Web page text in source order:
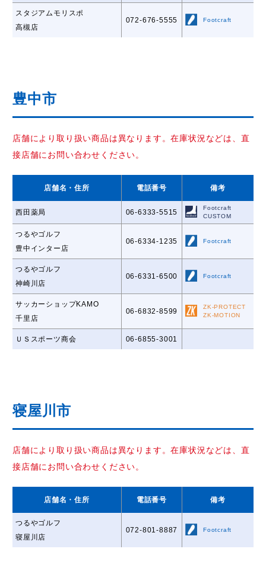
スタジアムモリスポ
高槻店
072-676-5555 Footcraft
豊中市
店舗により取り扱い商品は異なります。在庫状況などは、直
接店舗にお問い合わせください。
店舗名 ・住所 電話番号 備考
西田薬局 06-6333-5515
Footcraft
CUSTOM
つるやゴルフ
豊中インター店
06-6334-1235 Footcraft
つるやゴルフ
神崎川店
06-6331-6500 Footcraft
サッカーショップKAMO
千里店
06-6832-8599
ZK-PROTECT
ZK-MOTION
ＵＳスポーツ商会 06-6855-3001
寝屋川市
店舗により取り扱い商品は異なります。在庫状況などは、直
接店舗にお問い合わせください。
店舗名 ・住所 電話番号 備考
つるやゴルフ
寝屋川店
072-801-8887 Footcraft